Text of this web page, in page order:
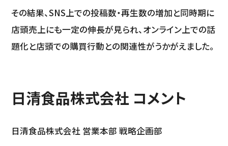
その結果、SNS上での投稿数・再生数の増加と同時期に
店頭売上にも一定の伸長が見られ、オンライン上での話
題化と店頭での購買行動との関連性がうかがえました。
日清食品株式会社 コメント
日清食品株式会社 営業本部 戦略企画部